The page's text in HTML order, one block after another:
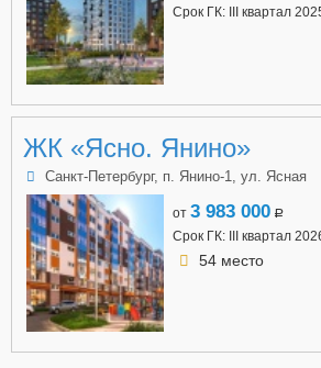
Срок ГК: III квартал
ЖК «Ясно. Янино»
Санкт-Петербург, п. Янино-1, ул. Ясная
от 3 983 000 a
Срок ГК: III квартал
54 место